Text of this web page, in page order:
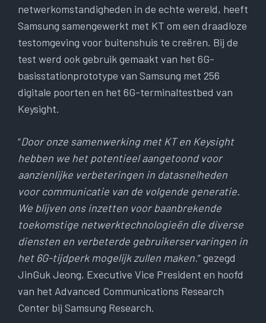
netwerkomstandigheden in de echte wereld, heeft
Samsung samengewerkt met KT om een ​​draadloze
testomgeving voor buitenshuis te creëren. Bij de
test werd ook gebruik gemaakt van het 6G-
basisstationprototype van Samsung met 256
digitale poorten en het 6G-terminaltestbed van
Keysight.
“Door onze samenwerking met KT en Keysight
hebben we het potentieel aangetoond voor
aanzienlijke verbeteringen in datasnelheden
voor communicatie van de volgende generatie.
We blijven ons inzetten voor baanbrekende
toekomstige netwerktechnologieën die diverse
diensten en verbeterde gebruikerservaringen in
het 6G-tijdperk mogelijk zullen maken.” gezegd
JinGuk Jeong, Executive Vice President en hoofd
van het Advanced Communications Research
Center bij Samsung Research.